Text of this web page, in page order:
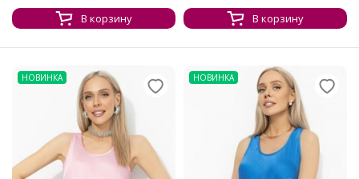
В корзину В корзину
НОВИНКА НОВИНКА